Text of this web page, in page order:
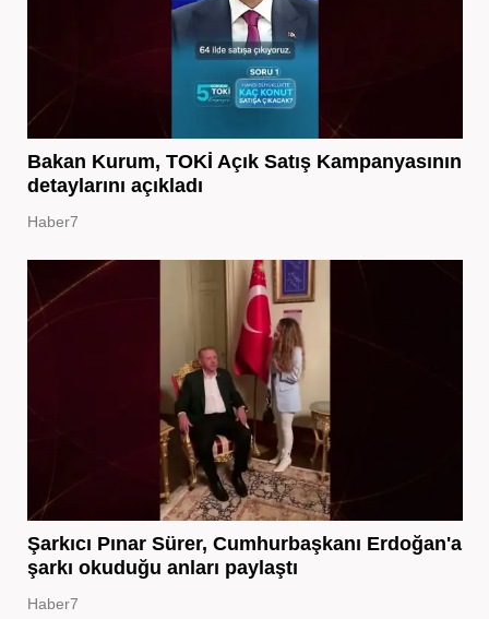
Bakan Kurum, TOKİ Açık Satış Kampanyasının
detaylarını açıkladı
Haber7
Şarkıcı Pınar Sürer, Cumhurbaşkanı Erdoğan'a
şarkı okuduğu anları paylaştı
Haber7